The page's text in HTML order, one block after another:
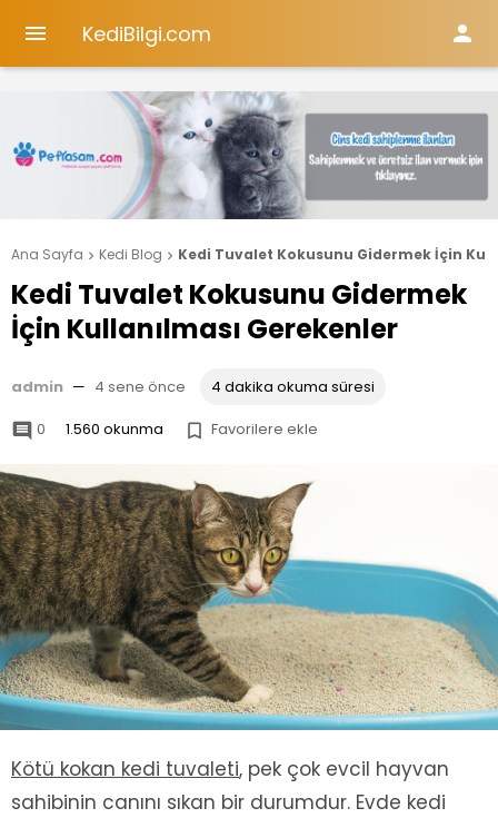
 KediBilgi.com 
Ana Sayfa  Kedi Blog  Kedi Tuvalet Kokusunu Gidermek İçin
Kedi Tuvalet Kokusunu Gidermek
İçin Kullanılması Gerekenler
admin — 4 sene önce 4 dakika okuma süresi
 0 1.560 okunma  Favorilere ekle
Kötü kokan kedi tuvaleti, pek çok evcil hayvan
sahibinin canını sıkan bir durumdur. Evde kedi